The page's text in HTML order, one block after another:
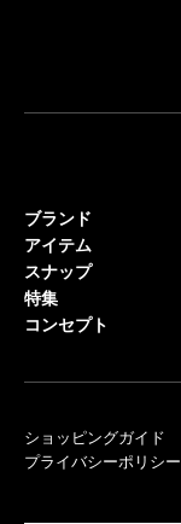
ブランド
アイテム
スナップ
特集
コンセプト
ショッピングガイド
プライバシーポリシー